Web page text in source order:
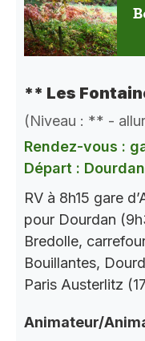
** Les
(Niveau : ** -
Rendez-vous :
Départ : Dourdan
RV à 8h15 gare
pour Dourdan
Bredolle,
Bouillantes,
Paris Austerlitz
Animateur/